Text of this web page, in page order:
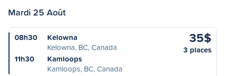
Mardi 25 Août
08h30
Kelowna
Kelowna, BC, Canada
11h30
Kamloops
Kamloops, BC, Canada
35$
3 places